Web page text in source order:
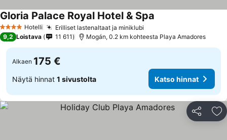
4 Tähtiluokitus
Hotelli Erilliset lastenaltaat ja miniklubi
Gloria Palace Royal Hotel & Spa
9,2 Loistava 11 611 Mogán, 0.2 km kohteesta Playa Amadores
Alkaen 175 €
Näytä hinnat 1 sivustolta Katso hinnat
Jaa